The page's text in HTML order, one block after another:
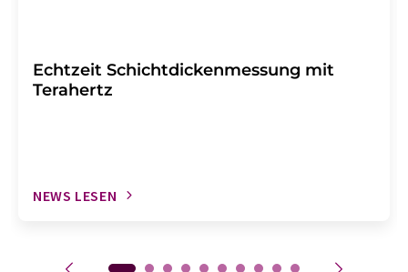
Echtzeit Schichtdickenmessung mit
Terahertz
NEWS LESEN